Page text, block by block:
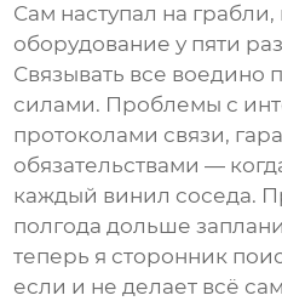
Сам наступал на грабли,
оборудование у пяти
Связывать все воедино
силами. Проблемы с
протоколами связи,
обязательствами —
каждый винил соседа.
полгода дольше
теперь я сторонник
если и не делает всё